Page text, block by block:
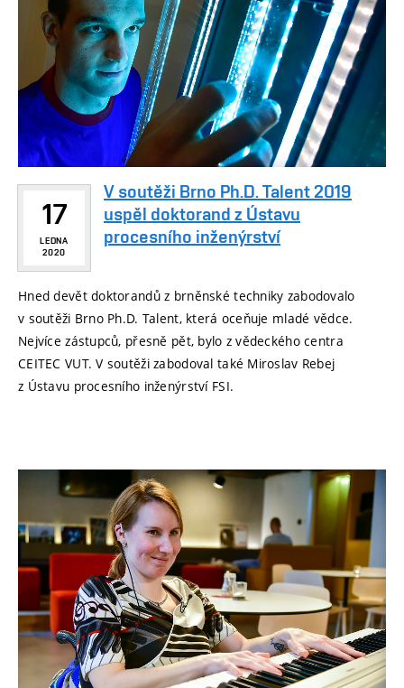
17
LEDNA
2020
V soutěži Brno Ph.D. Talent 2019
uspěl doktorand z Ústavu
procesního inženýrství
Hned devět doktorandů z brněnské techniky zabodovalo
v soutěži Brno Ph.D. Talent, která oceňuje mladé vědce.
Nejvíce zástupců, přesně pět, bylo z vědeckého centra
CEITEC VUT. V soutěži zabodoval také Miroslav Rebej
z Ústavu procesního inženýrství FSI.